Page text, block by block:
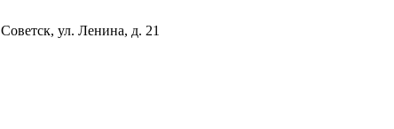
ул. Ленина, д. 21